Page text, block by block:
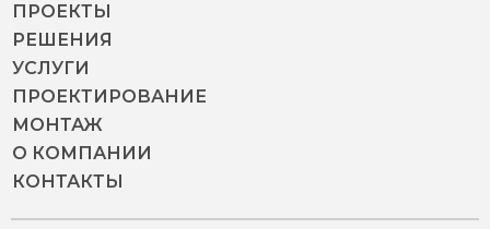
ПРОЕКТЫ
РЕШЕНИЯ
УСЛУГИ
ПРОЕКТИРОВАНИЕ
МОНТАЖ
О КОМПАНИИ
КОНТАКТЫ